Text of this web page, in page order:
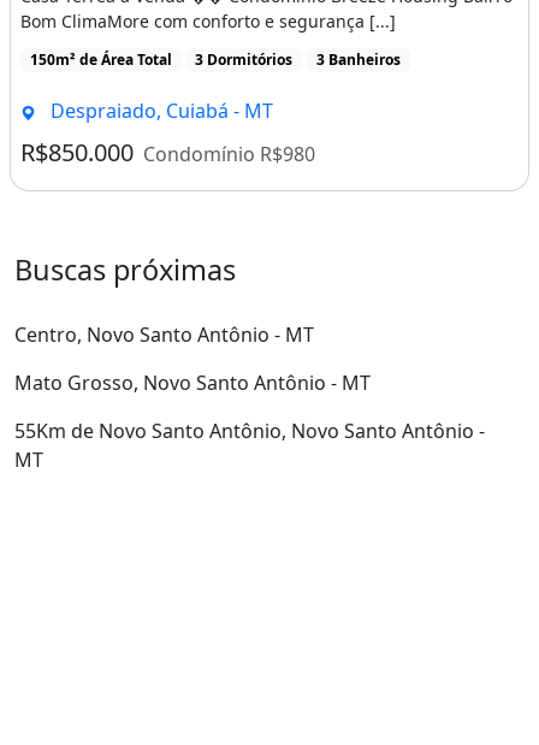
Bom ClimaMore com conforto e segurança [...]
150m² de Área Total 3 Dormitórios 3 Banheiros
Despraiado, Cuiabá - MT
R$850.000 Condomínio R$980
Buscas próximas
Centro, Novo Santo Antônio - MT
Mato Grosso, Novo Santo Antônio - MT
55Km de Novo Santo Antônio, Novo Santo Antônio -
MT